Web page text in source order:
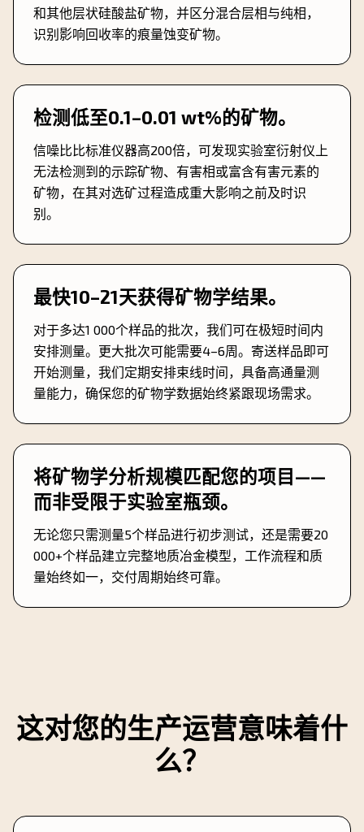
和其他层状硅酸盐矿物，并区分混合层相与纯相，
识别影响回收率的痕量蚀变矿物。
检测低至0.1–0.01 wt%的矿物。
信噪比比标准仪器高200倍，可发现实验室衍射仪上
无法检测到的示踪矿物、有害相或富含有害元素的
矿物，在其对选矿过程造成重大影响之前及时识
别。
最快10–21天获得矿物学结果。
对于多达1 000个样品的批次，我们可在极短时间内
安排测量。更大批次可能需要4–6周。寄送样品即可
开始测量，我们定期安排束线时间，具备高通量测
量能力，确保您的矿物学数据始终紧跟现场需求。
将矿物学分析规模匹配您的项目——
而非受限于实验室瓶颈。
无论您只需测量5个样品进行初步测试，还是需要20
000+个样品建立完整地质冶金模型，工作流程和质
量始终如一，交付周期始终可靠。
这对您的生产运营意味着什
么？